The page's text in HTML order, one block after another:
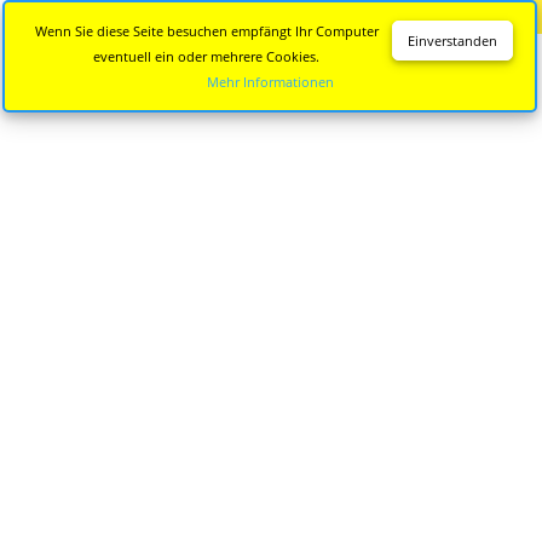
Einverstanden
Wenn Sie diese Seite besuchen empfängt Ihr Computer
eventuell ein oder mehrere Cookies.
Mehr Informationen